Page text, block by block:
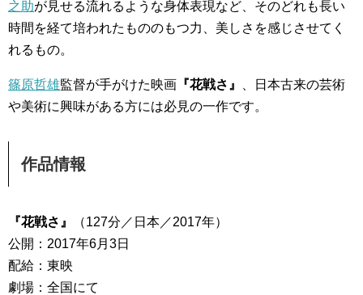
之助が見せる流れるような身体表現など、そのどれも長い
時間を経て培われたもののもつ力、美しさを感じさせてく
れるもの。
篠原哲雄監督が手がけた映画 『花戦さ』
、日本古来の芸術
や美術に興味がある方には必見の一作です。
作品情報
『花戦さ』
（127分／日本／2017年）
公開：2017年6月3日
配給：東映
劇場：全国にて